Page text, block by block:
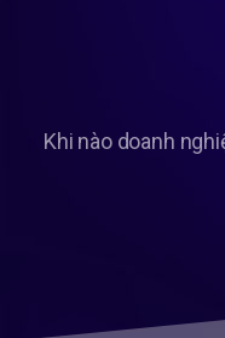
Khi nào doanh